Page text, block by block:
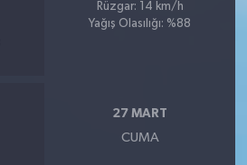
Rüzgar: 14 km/h
Yağış Olasılığı: %88
27 MART
CUMA